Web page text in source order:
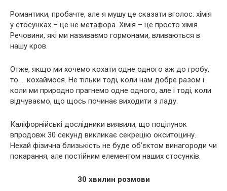
Романтики, пробачте, але я мушу це сказати вголос: хімія
у стосунках – це не метафора. Хімія – це просто хімія.
Речовини, які ми називаємо гормонами, вливаються в
нашу кров.
Отже, якщо ми хочемо кохати одне одного аж до гробу,
то … кохаймося. Не тільки тоді, коли нам добре разом і
коли ми природно прагнемо одне одного, але і тоді, коли
відчуваємо, що щось починає виходити з ладу.
Каліфорнійські дослідники виявили, що поцілунок
впродовж 30 секунд викликає секрецію окситоцину.
Нехай фізична близькість не буде об’єктом винагороди чи
покарання, але постійним елементом наших стосунків.
30 хвилин розмови